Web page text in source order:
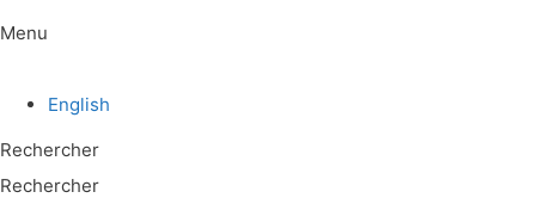
Menu
English
Rechercher
Rechercher